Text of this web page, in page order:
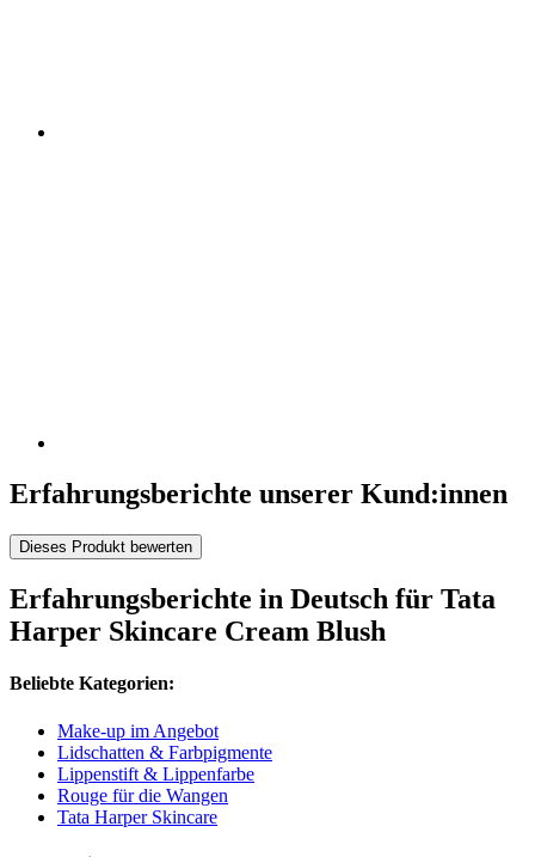
Erfahrungsberichte unserer Kund:innen
Dieses Produkt bewerten
Erfahrungsberichte in Deutsch für Tata
Harper Skincare Cream Blush
Beliebte Kategorien:
Make-up im Angebot
Lidschatten & Farbpigmente
Lippenstift & Lippenfarbe
Rouge für die Wangen
Tata Harper Skincare